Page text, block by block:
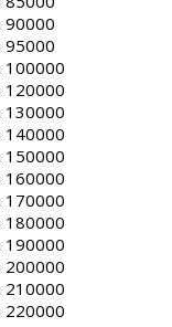
90000
95000
100000
120000
130000
140000
150000
160000
170000
180000
190000
200000
210000
220000